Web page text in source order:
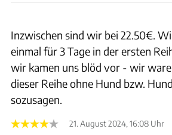
Inzwischen sind wir bei 22.50€.
einmal für 3 Tage in der ersten
wir kamen uns blöd vor - wir
dieser Reihe ohne Hund bzw.
sozusagen.
21. August 2024, 16:08 Uhr